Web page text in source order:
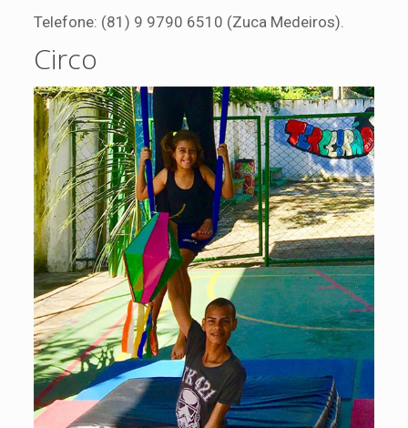
Telefone: (81) 9 9790 6510 (Zuca Medeiros).
Circo